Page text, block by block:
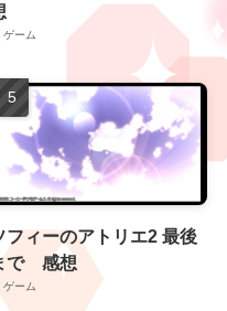
ゲーム
フィーのアトリエ2 最後
で 感想
ゲーム